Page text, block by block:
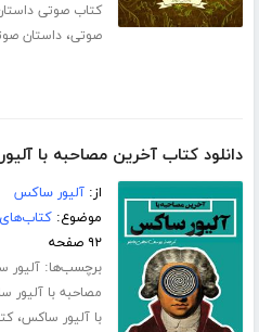
کتاب صوتی
صوتی،داستان
دانلود کتاب آخرین مصاحبه با
از:آلیور ساکس
موضوع:
۹۲ صفحه
برچسب‌ها:آلیور
مصاحبه با آلیور
با آلیور ساکس،